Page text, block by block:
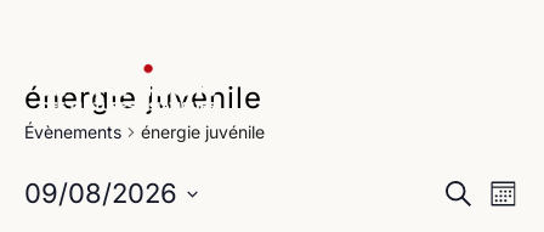
énergie juvénile
Évènements énergie juvénile
Recherche
Mois
09/08/2026